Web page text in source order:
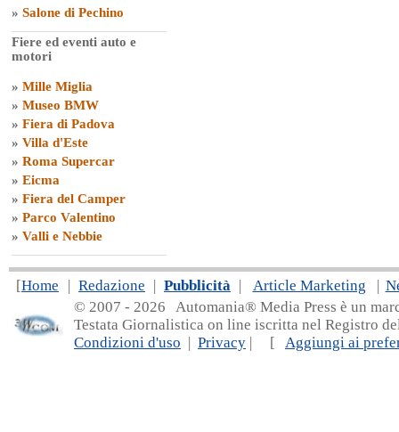
» Salone di Pechino
Fiere ed eventi auto e
motori
» Mille Miglia
» Museo BMW
» Fiera di Padova
» Villa d'Este
» Roma Supercar
» Eicma
» Fiera del Camper
» Parco Valentino
» Valli e Nebbie
[Home | Redazione | Pubblicità | Article Marketing |
© 2007 - 2026 Automania® Media Press è un
Testata Giornalistica on line iscritta nel Registro
Condizioni d'uso | Privacy | [ Aggiungi ai